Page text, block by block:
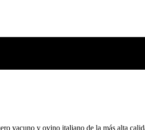
vacuno y ovino italiano de la más alta